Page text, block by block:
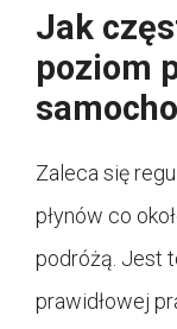
Jak
poziom
Zaleca się
płynów co
podróżą. Jest
prawidłowej